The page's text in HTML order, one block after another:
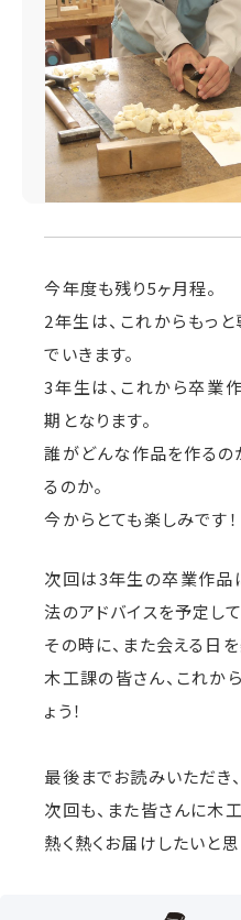
今年度も残り5ヶ月程。
2年生は、これからもっ
でいきます。
3年生は、これから卒業
期となります。
誰がどんな作品を作るの
るのか。
今からとても楽しみです！
次回は3年生の卒業作品
法のアドバイスを予定して
その時に、また会える日を
木工課の皆さん、これか
ょう！
最後までお読みいただき
次回も、また皆さんに木
熱く熱くお届けしたいと思